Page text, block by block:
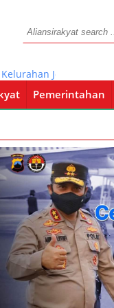
Joyotakan
Pemerintahan
Pendidikan Kesehatan